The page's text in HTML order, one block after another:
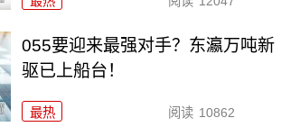
055要迎来最强对手？东瀛万吨新
驱已上船台！
最热 阅读 10862